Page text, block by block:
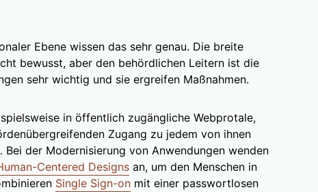
Ebene wissen das sehr genau. Die breite
bewusst, aber den behördlichen Leitern ist die
sehr wichtig und sie ergreifen Maßnahmen.
in öffentlich zugängliche Webprotale,
Zugang zu jedem von ihnen
der Modernisierung von Anwendungen wenden
Centered Designs an, um den Menschen in
Single Sign-on mit einer passwortlosen